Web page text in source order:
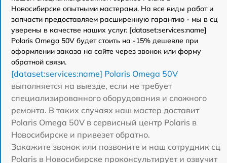
Новосибирске опытными мастерами. На все виды работ и
запчасти предоставляем расширенную гарантию - мы в сц
уверены в качестве наших услуг. [dataset:services:name]
Polaris Omega 50V будет стоить на -15% дешевле при
оформлении заказа на сайте через звонок или форму
обратной связи.
[dataset:services:name] Polaris Omega 50V
выполняется на выезде, если не требует
специализированного оборудования и сложного
ремонта. В таких случаях наш мастер доставит
Polaris Omega 50V в сервисный центр Polaris в
Новосибирске и привезет обратно.
Закажите звонок или позвоните и наш сотрудник сц
Polaris в Новосибирске проконсультирует и озвучит